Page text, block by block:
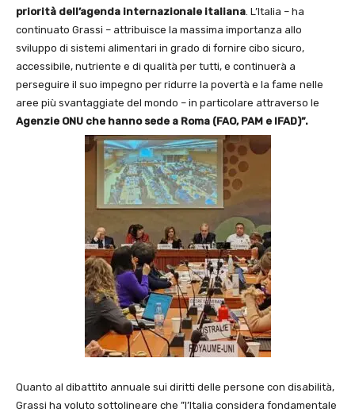
priorità dell’agenda internazionale italiana . L’Italia – ha
continuato Grassi – attribuisce la massima importanza allo
sviluppo di sistemi alimentari in grado di fornire cibo sicuro,
accessibile, nutriente e di qualità per tutti, e continuerà a
perseguire il suo impegno per ridurre la povertà e la fame nelle
aree più svantaggiate del mondo – in particolare attraverso le
Agenzie ONU che hanno sede a Roma (FAO, PAM e IFAD)”.
Quanto al dibattito annuale sui diritti delle persone con disabilità,
Grassi ha voluto sottolineare che ”l’Italia considera fondamentale